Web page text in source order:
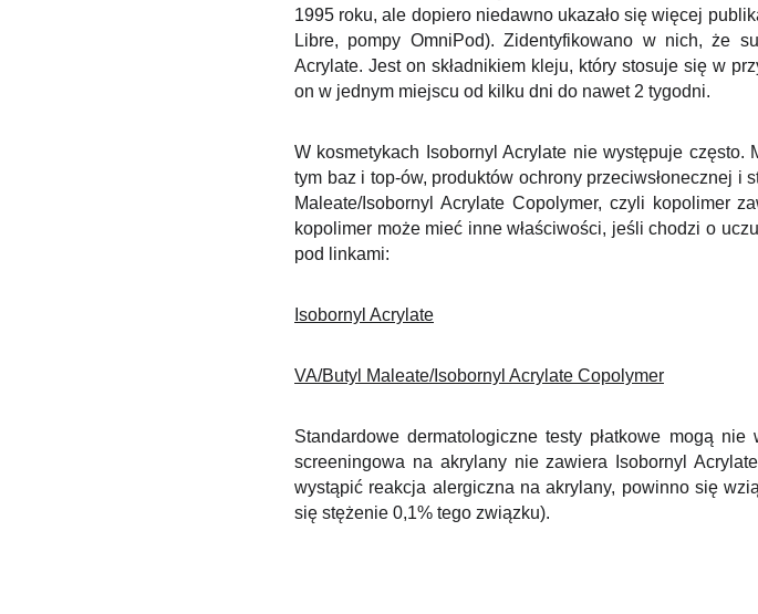
1995 roku, ale dopiero niedawno ukazało się więcej
Libre, pompy OmniPod). Zidentyfikowano w nich, że
Acrylate. Jest on składnikiem kleju, który stosuje się w
on w jednym miejscu od kilku dni do nawet 2 tygodni.
W kosmetykach Isobornyl Acrylate nie występuje
tym baz i top-ów, produktów ochrony przeciwsłonecznej i
Maleate/​Isobornyl Acrylate Copolymer, czyli kopolimer
kopolimer może mieć inne właściwości, jeśli chodzi o
pod linkami:
Isobornyl Acrylate
VA/​Butyl Maleate/​Isobornyl Acrylate Copolymer
Standardowe dermatologiczne testy płatkowe mogą
screeningowa na akrylany nie zawiera Isobornyl
wystąpić reakcja alergiczna na akrylany, powinno się
się stężenie 0,1% tego związku).